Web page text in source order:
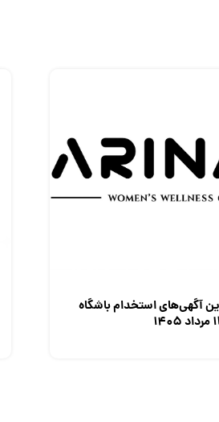
آگهی‌های استخدام باشگاه